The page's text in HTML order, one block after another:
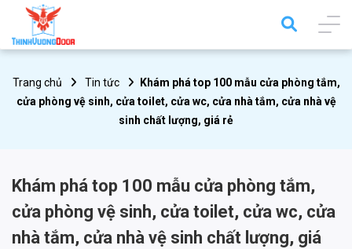
Trang chủ Tin tức
Khám phá top 100 mẫu cửa phòng tắm,
cửa phòng vệ sinh, cửa toilet, cửa wc, cửa nhà tắm, cửa nhà vệ
sinh chất lượng, giá rẻ
Khám phá top 100 mẫu cửa phòng tắm,
cửa phòng vệ sinh, cửa toilet, cửa wc, cửa
nhà tắm, cửa nhà vệ sinh chất lượng, giá